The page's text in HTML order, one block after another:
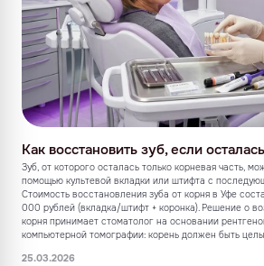
Как восстановить зуб, если
Зуб, от которого осталась только корневая часть,
помощью культевой вкладки или штифта с
Стоимость восстановления зуба от корня в Уфе
000 рублей (вкладка/штифт + коронка). Решение о
корня принимает стоматолог на основании
компьютерной томографии: корень должен быть
25.03.2026